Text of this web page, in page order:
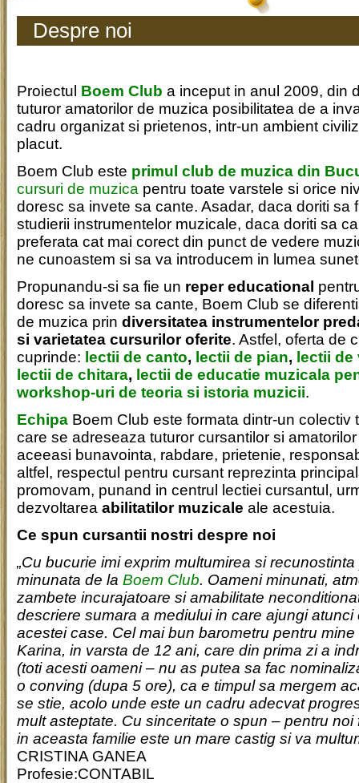
Despre noi
Proiectul Boem Club a inceput in anul 2009, din
tuturor amatorilor de muzica posibilitatea de a
cadru organizat si prietenos, intr-un ambient
placut.
Boem Club este primul club de muzica din
cursuri de muzica pentru toate varstele si orice
doresc sa invete sa cante. Asadar, daca doriti sa
studierii instrumentelor muzicale, daca doriti sa
preferata cat mai corect din punct de vedere
ne cunoastem si sa va introducem in lumea
Propunandu-si sa fie un reper educational
doresc sa invete sa cante, Boem Club se
de muzica prin diversitatea instrumentelor
si varietatea cursurilor oferite. Astfel, oferta de
cuprinde: lectii de canto, lectii de pian, lectii de
lectii de chitara, lectii de educatie muzicala
workshop-uri de teoria si istoria muzicii.
Echipa Boem Club este formata dintr-un colectiv
care se adreseaza tuturor cursantilor si
aceeasi bunavointa, rabdare, prietenie,
altfel, respectul pentru cursant reprezinta
promovam, punand in centrul lectiei cursantul,
dezvoltarea abilitatilor muzicale ale acestuia.
Ce spun cursantii nostri despre noi
„Cu bucurie imi exprim multumirea si
minunata de la Boem Club. Oameni minunati,
zambete incurajatoare si amabilitate
descriere sumara a mediului in care ajungi atunci
acestei case. Cel mai bun barometru pentru
Karina, in varsta de 12 ani, care din prima zi a
(toti acesti oameni – nu as putea sa fac
o conving (dupa 5 ore), ca e timpul sa mergem
se stie, acolo unde este un cadru adecvat
mult asteptate. Cu sinceritate o spun – pentru
in aceasta familie este un mare castig si va
CRISTINA GANEA
Profesie:CONTABIL